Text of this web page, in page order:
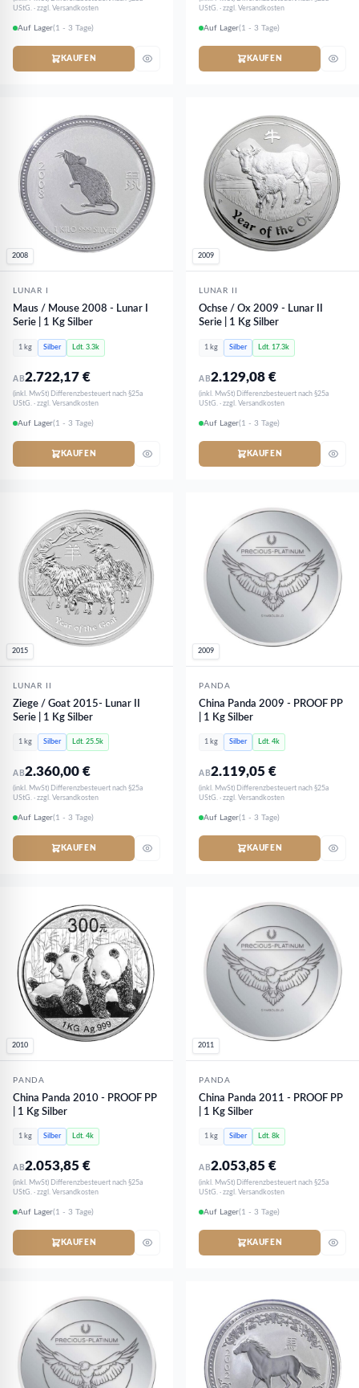
UStG. · zzgl. Versandkosten
Auf Lager(1 - 3 Tage)
KAUFEN
UStG. · zzgl. Versandkosten
Auf Lager(1 - 3 Tage)
KAUFEN
2008
LUNAR I
Maus / Mouse 2008 - Lunar I
Serie | 1 Kg Silber
1 kg Silber Ldt. 3.3k
AB2.722,17€
(inkl. MwSt) Differenzbesteuert nach §25a
UStG. · zzgl. Versandkosten
Auf Lager(1 - 3 Tage)
KAUFEN
2009
LUNAR II
Ochse / Ox 2009 - Lunar II
Serie | 1 Kg Silber
1 kg Silber Ldt. 17.3k
AB2.129,08€
(inkl. MwSt) Differenzbesteuert nach §25a
UStG. · zzgl. Versandkosten
Auf Lager(1 - 3 Tage)
KAUFEN
2015
LUNAR II
Ziege / Goat 2015- Lunar II
Serie | 1 Kg Silber
1 kg Silber Ldt. 25.5k
AB2.360,00€
(inkl. MwSt) Differenzbesteuert nach §25a
UStG. · zzgl. Versandkosten
Auf Lager(1 - 3 Tage)
KAUFEN
2009
PANDA
China Panda 2009 - PROOF PP
| 1 Kg Silber
1 kg Silber Ldt. 4k
AB2.119,05€
(inkl. MwSt) Differenzbesteuert nach §25a
UStG. · zzgl. Versandkosten
Auf Lager(1 - 3 Tage)
KAUFEN
2010
PANDA
China Panda 2010 - PROOF PP
| 1 Kg Silber
1 kg Silber Ldt. 4k
AB2.053,85€
(inkl. MwSt) Differenzbesteuert nach §25a
UStG. · zzgl. Versandkosten
Auf Lager(1 - 3 Tage)
KAUFEN
2011
PANDA
China Panda 2011 - PROOF PP
| 1 Kg Silber
1 kg Silber Ldt. 8k
AB2.053,85€
(inkl. MwSt) Differenzbesteuert nach §25a
UStG. · zzgl. Versandkosten
Auf Lager(1 - 3 Tage)
KAUFEN